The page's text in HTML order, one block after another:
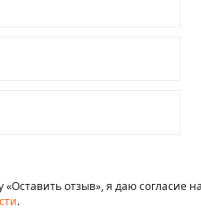
отзыв», я даю согласие
.